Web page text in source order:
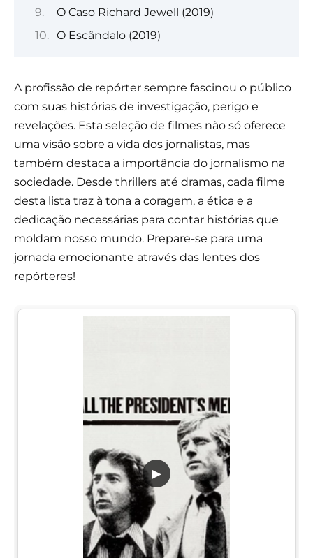
O Caso Richard Jewell (2019)
O Escândalo (2019)
A profissão de repórter sempre fascinou o público
com suas histórias de investigação, perigo e
revelações. Esta seleção de filmes não só oferece
uma visão sobre a vida dos jornalistas, mas
também destaca a importância do jornalismo na
sociedade. Desde thrillers até dramas, cada filme
desta lista traz à tona a coragem, a ética e a
dedicação necessárias para contar histórias que
moldam nosso mundo. Prepare-se para uma
jornada emocionante através das lentes dos
repórteres!
▶